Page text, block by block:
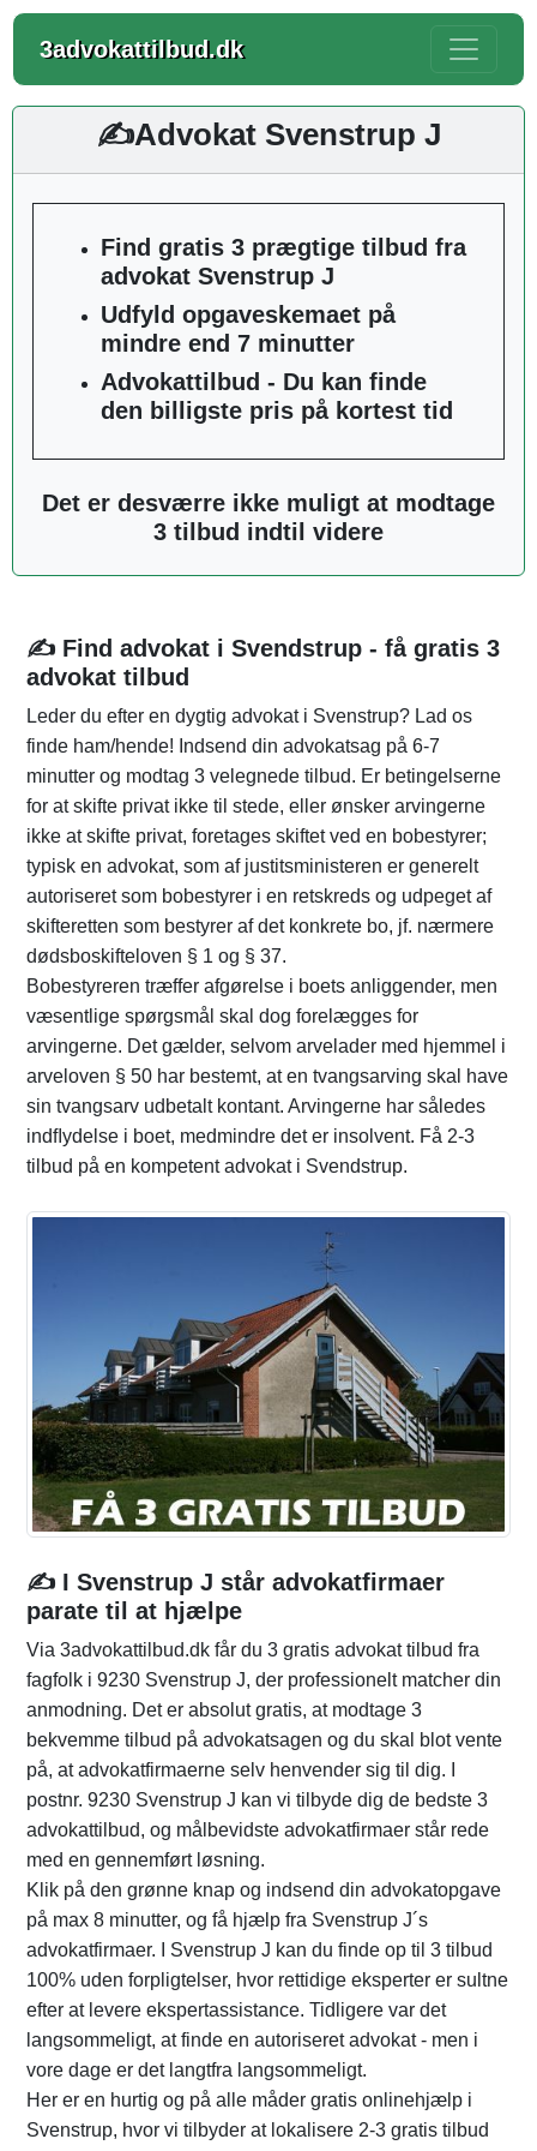
3advokattilbud.dk
✍️Advokat Svenstrup J
Find gratis 3 prægtige tilbud fra
advokat Svenstrup J
Udfyld opgaveskemaet på
mindre end 7 minutter
Advokattilbud - Du kan finde
den billigste pris på kortest tid
Det er desværre ikke muligt at modtage
3 tilbud indtil videre
✍️ Find advokat i Svendstrup - få gratis 3
advokat tilbud
Leder du efter en dygtig advokat i Svenstrup? Lad os
finde ham/hende! Indsend din advokatsag på 6-7
minutter og modtag 3 velegnede tilbud. Er betingelserne
for at skifte privat ikke til stede, eller ønsker arvingerne
ikke at skifte privat, foretages skiftet ved en bobestyrer;
typisk en advokat, som af justitsministeren er generelt
autoriseret som bobestyrer i en retskreds og udpeget af
skifteretten som bestyrer af det konkrete bo, jf. nærmere
dødsboskifteloven § 1 og § 37.
Bobestyreren træffer afgørelse i boets anliggender, men
væsentlige spørgsmål skal dog forelægges for
arvingerne. Det gælder, selvom arvelader med hjemmel i
arveloven § 50 har bestemt, at en tvangsarving skal have
sin tvangsarv udbetalt kontant. Arvingerne har således
indﬂydelse i boet, medmindre det er insolvent. Få 2-3
tilbud på en kompetent advokat i Svendstrup.
✍️ I Svenstrup J står advokatfirmaer
parate til at hjælpe
Via 3advokattilbud.dk får du 3 gratis advokat tilbud fra
fagfolk i 9230 Svenstrup J, der professionelt matcher din
anmodning. Det er absolut gratis, at modtage 3
bekvemme tilbud på advokatsagen og du skal blot vente
på, at advokatfirmaerne selv henvender sig til dig. I
postnr. 9230 Svenstrup J kan vi tilbyde dig de bedste 3
advokattilbud, og målbevidste advokatfirmaer står rede
med en gennemført løsning.
Klik på den grønne knap og indsend din advokatopgave
på max 8 minutter, og få hjælp fra Svenstrup J´s
advokatfirmaer. I Svenstrup J kan du finde op til 3 tilbud
100% uden forpligtelser, hvor rettidige eksperter er sultne
efter at levere ekspertassistance. Tidligere var det
langsommeligt, at finde en autoriseret advokat - men i
vore dage er det langtfra langsommeligt.
Her er en hurtig og på alle måder gratis onlinehjælp i
Svenstrup, hvor vi tilbyder at lokalisere 2-3 gratis tilbud